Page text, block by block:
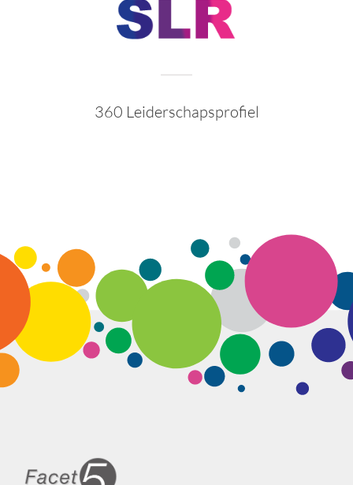
360 Leiderschapsprofiel